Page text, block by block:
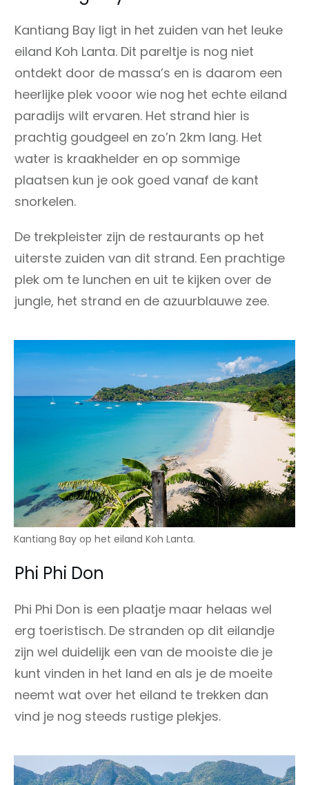
Kantiang Bay ligt in het zuiden van het leuke
eiland Koh Lanta. Dit pareltje is nog niet
ontdekt door de massa’s en is daarom een
heerlijke plek vooor wie nog het echte eiland
paradijs wilt ervaren. Het strand hier is
prachtig goudgeel en zo’n 2km lang. Het
water is kraakhelder en op sommige
plaatsen kun je ook goed vanaf de kant
snorkelen.
De trekpleister zijn de restaurants op het
uiterste zuiden van dit strand. Een prachtige
plek om te lunchen en uit te kijken over de
jungle, het strand en de azuurblauwe zee.
Kantiang Bay op het eiland Koh Lanta.
Phi Phi Don
Phi Phi Don is een plaatje maar helaas wel
erg toeristisch. De stranden op dit eilandje
zijn wel duidelijk een van de mooiste die je
kunt vinden in het land en als je de moeite
neemt wat over het eiland te trekken dan
vind je nog steeds rustige plekjes.